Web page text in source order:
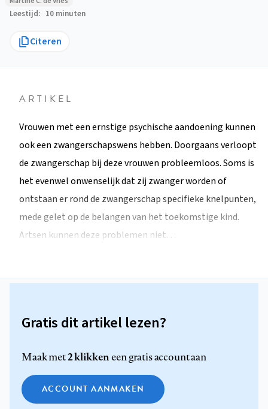
Leestijd 10 minuten
Citeren
ARTIKEL
Vrouwen met een ernstige psychische aandoening kunnen
ook een zwangerschapswens hebben. Doorgaans verloopt
de zwangerschap bij deze vrouwen probleemloos. Soms is
het evenwel onwenselijk dat zij zwanger worden of
ontstaan er rond de zwangerschap specifieke knelpunten,
mede gelet op de belangen van het toekomstige kind.
Artsen kunnen deze problemen niet…
Gratis dit artikel lezen?
Maak met2 klikkeneen gratis account aan
ACCOUNT AANMAKEN